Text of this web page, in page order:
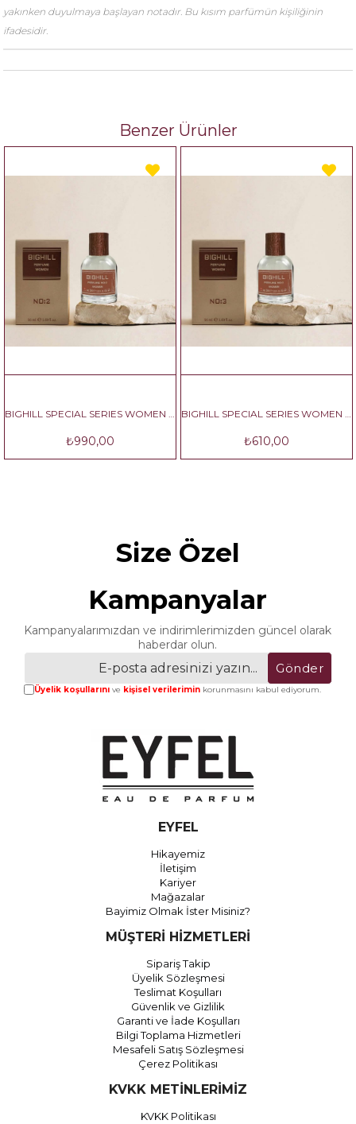
yakınken duyulmaya başlayan notadır. Bu kısım parfümün kişiliğinin
ifadesidir.
Benzer Ürünler
BIGHILL SPECIAL SERIES WOMEN NO:2
₺990,00
BIGHILL SPECIAL SERIES WOMEN NO:3
₺610,00
Size Özel
Kampanyalar
Kampanyalarımızdan ve indirimlerimizden güncel olarak
haberdar olun.
Gönder
Üyelik koşullarınıve kişisel verileriminkorunmasını kabul ediyorum.
EYFEL
Hikayemiz
İletişim
Kariyer
Mağazalar
Bayimiz Olmak İster Misiniz?
MÜŞTERİ HİZMETLERİ
Sipariş Takip
Üyelik Sözleşmesi
Teslimat Koşulları
Güvenlik ve Gizlilik
Garanti ve İade Koşulları
Bilgi Toplama Hizmetleri
Mesafeli Satış Sözleşmesi
Çerez Politikası
KVKK METİNLERİMİZ
KVKK Politikası